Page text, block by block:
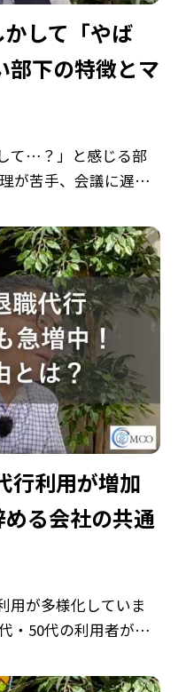
して「やば
部下の特徴とマ
て…？」と感じる部
が苦手、会議に遅刻
産性を下げ、マネジ
部下」の特徴かも
行利用が増加
る会社の共通
用が多様化していま
・50代の利用者が増
が、長年勤めてきた